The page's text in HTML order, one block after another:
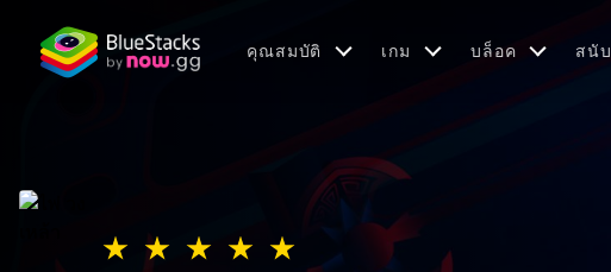
คุณสมบัติ เกม บล็อค สนั